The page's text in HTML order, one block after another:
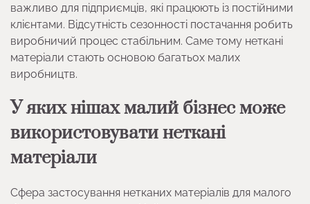
важливо для підприємців, які працюють із постійними
клієнтами. Відсутність сезонності постачання робить
виробничий процес стабільним. Саме тому неткані
матеріали стають основою багатьох малих
виробництв.
У яких нішах малий бізнес може
використовувати неткані
матеріали
Сфера застосування нетканих матеріалів для малого